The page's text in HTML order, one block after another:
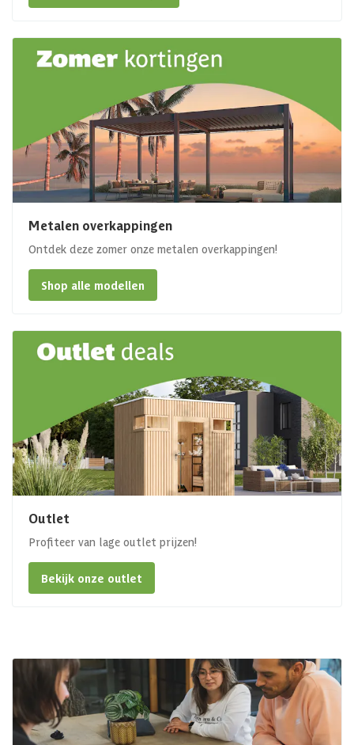
Metalen overkappingen
Ontdek deze zomer onze metalen overkappingen!
Shop alle modellen
Outlet
Profiteer van lage outlet prijzen!
Bekijk onze outlet